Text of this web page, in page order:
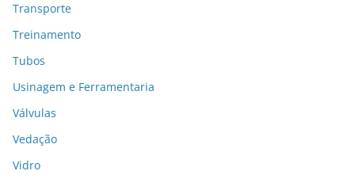
Transporte
Treinamento
Tubos
Usinagem e Ferramentaria
Válvulas
Vedação
Vidro